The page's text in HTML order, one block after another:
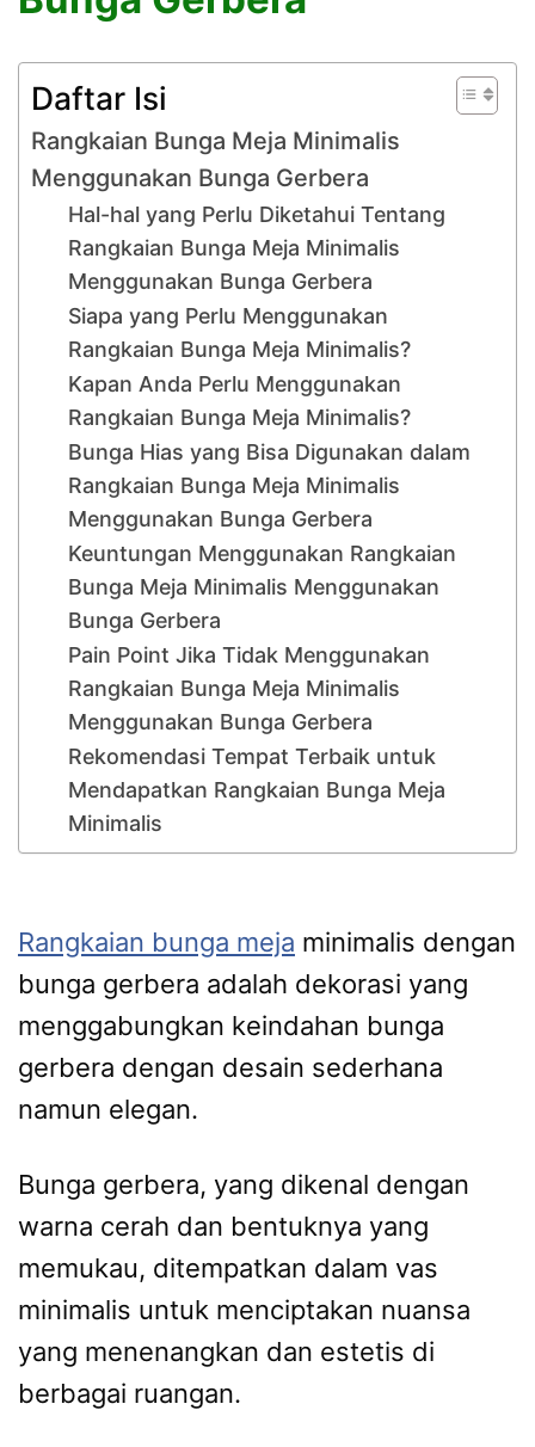
Daftar Isi
Rangkaian Bunga Meja Minimalis
Menggunakan Bunga Gerbera
Hal-hal yang Perlu Diketahui Tentang
Rangkaian Bunga Meja Minimalis
Menggunakan Bunga Gerbera
Siapa yang Perlu Menggunakan
Rangkaian Bunga Meja Minimalis?
Kapan Anda Perlu Menggunakan
Rangkaian Bunga Meja Minimalis?
Bunga Hias yang Bisa Digunakan dalam
Rangkaian Bunga Meja Minimalis
Menggunakan Bunga Gerbera
Keuntungan Menggunakan Rangkaian
Bunga Meja Minimalis Menggunakan
Bunga Gerbera
Pain Point Jika Tidak Menggunakan
Rangkaian Bunga Meja Minimalis
Menggunakan Bunga Gerbera
Rekomendasi Tempat Terbaik untuk
Mendapatkan Rangkaian Bunga Meja
Minimalis
Rangkaian bunga meja minimalis dengan
bunga gerbera adalah dekorasi yang
menggabungkan keindahan bunga
gerbera dengan desain sederhana
namun elegan.
Bunga gerbera, yang dikenal dengan
warna cerah dan bentuknya yang
memukau, ditempatkan dalam vas
minimalis untuk menciptakan nuansa
yang menenangkan dan estetis di
berbagai ruangan.